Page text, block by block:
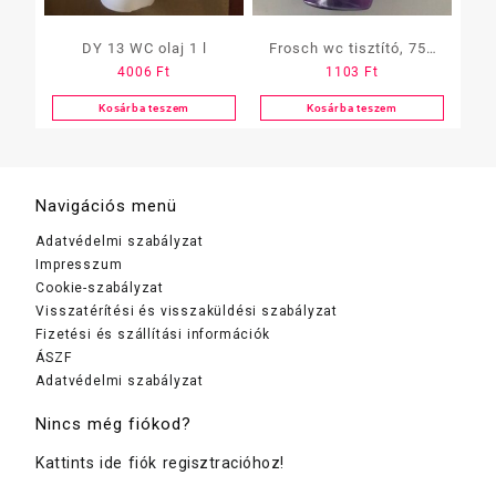
DY 13 WC olaj 1 l
4006 Ft
Kosárba teszem
Frosch wc tisztító, 750
ml, levendula
1103 Ft
Kosárba teszem
Navigációs menü
Adatvédelmi szabályzat
Impresszum
Cookie-szabályzat
Visszatérítési és visszaküldési szabályzat
Fizetési és szállítási információk
ÁSZF
Adatvédelmi szabályzat
Nincs még fiókod?
Kattints ide fiók regisztracióhoz!